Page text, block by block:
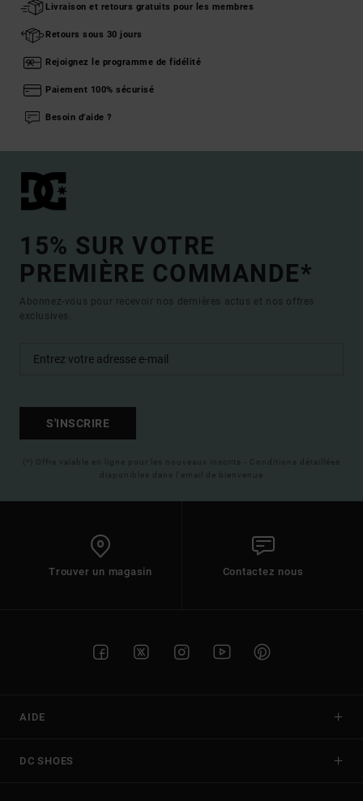
Livraison et retours gratuits pour les membres
Retours sous 30 jours
Rejoignez le programme de fidélité
Paiement 100% sécurisé
Besoin d'aide ?
15% SUR VOTRE
PREMIÈRE COMMANDE*
Abonnez-vous pour recevoir nos dernières actus et nos offres
exclusives.
S'INSCRIRE
(*) Offre valable en ligne pour les nouveaux inscrits - Conditions détaillées
disponibles dans l'email de bienvenue
Trouver un magasin Contactez nous
AIDE
DC SHOES